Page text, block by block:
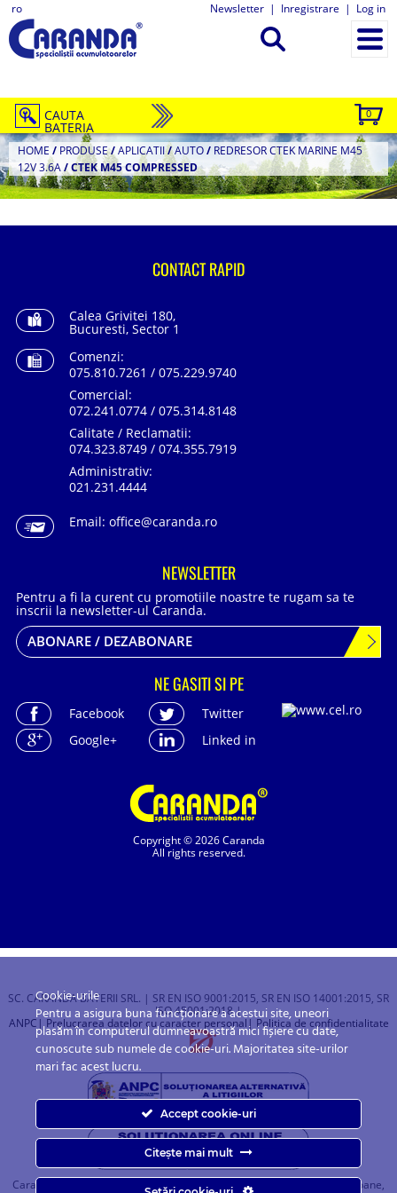
ro Newsletter | Inregistrare | Log in
0
CAUTA
BATERIA
HOME / PRODUSE/APLICATII/AUTO/ REDRESOR CTEK MARINE M45
12V 3.6A/CTEK M45 COMPRESSED
Copyright © 2026 Caranda
All rights reserved.
CONTACT RAPID
Calea Grivitei 180,
Bucuresti, Sector 1
Comenzi:
075.810.7261 / 075.229.9740
Comercial:
072.241.0774 / 075.314.8148
Calitate / Reclamatii:
074.323.8749 / 074.355.7919
Administrativ:
021.231.4444
Email: office@caranda.ro
NEWSLETTER
Pentru a fi la curent cu promotiile noastre te rugam sa te
inscrii la newsletter-ul Caranda.
ABONARE / DEZABONARE
NE GASITI SI PE
Facebook
Twitter
Google+
Linked in
SC. CARANDA BATERII SRL. | SR EN ISO 9001:2015, SR EN ISO 14001:2015, SR
ISO 45001:2018 |
ANPC | Prelucrarea datelor cu caracter personal| Politica de confidentialitate
Caranda.ro este un magazin online cu baterii pentru automobile, camioane,
Cookie-urile
Pentru a asigura buna funcționare a acestui site, uneori
plasăm în computerul dumneavoastră mici fișiere cu date,
cunoscute sub numele de cookie-uri. Majoritatea site-urilor
mari fac acest lucru.
Accept cookie-uri
Citește mai mult